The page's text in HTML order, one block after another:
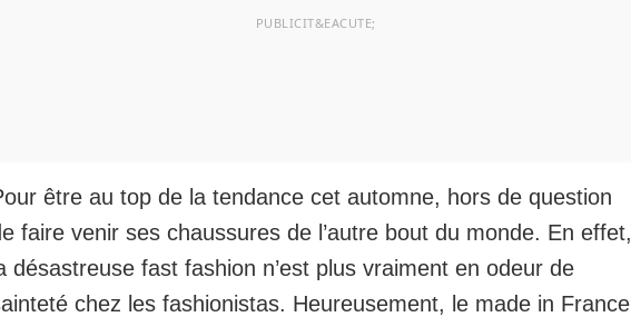
être au top de la tendance cet automne, hors de question
faire venir ses chaussures de l’autre bout du monde. En effet,
désastreuse fast fashion n’est plus vraiment en odeur de
chez les fashionistas. Heureusement, le made in France